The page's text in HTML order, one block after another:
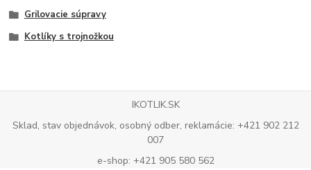
Grilovacie súpravy
Kotlíky s trojnožkou
IKOTLIK.SK
Sklad, stav objednávok, osobný odber, reklamácie: +421 902 212
007
e-shop: +421 905 580 562